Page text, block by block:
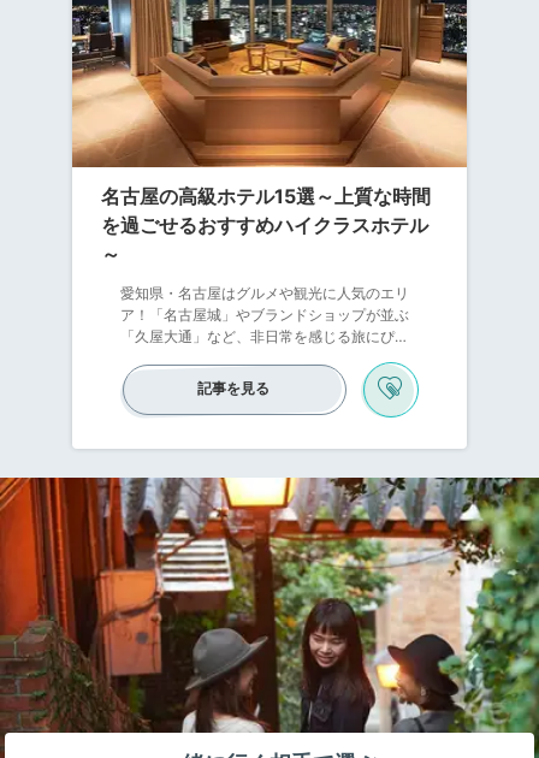
名古屋の高級ホテル15選～上質な時間
を過ごせるおすすめハイクラスホテル
～
愛知県・名古屋はグルメや観光に人気のエリ
ア！「名古屋城」やブランドショップが並ぶ
「久屋大通」など、非日常を感じる旅にぴっ
ュアリーな時間を過ごせるハイクラスホテル
がたくさん！高層階から夜景が一望できた
り、新しくなったテレビ塔「MIRAI TOWER」
ご紹介します。
記事を見る